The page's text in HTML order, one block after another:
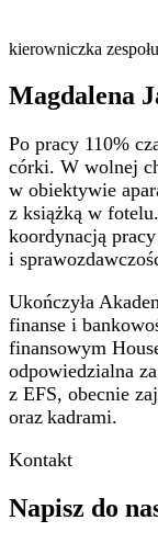
kierowniczka
Magdalena
Po pracy 110%
córki. W wolnej
w obiektywie
z książką w
koordynacją
i
Ukończyła
finanse i
finansowym
odpowiedzialna
z EFS, obecnie
oraz kadrami.
Kontakt
Napisz do